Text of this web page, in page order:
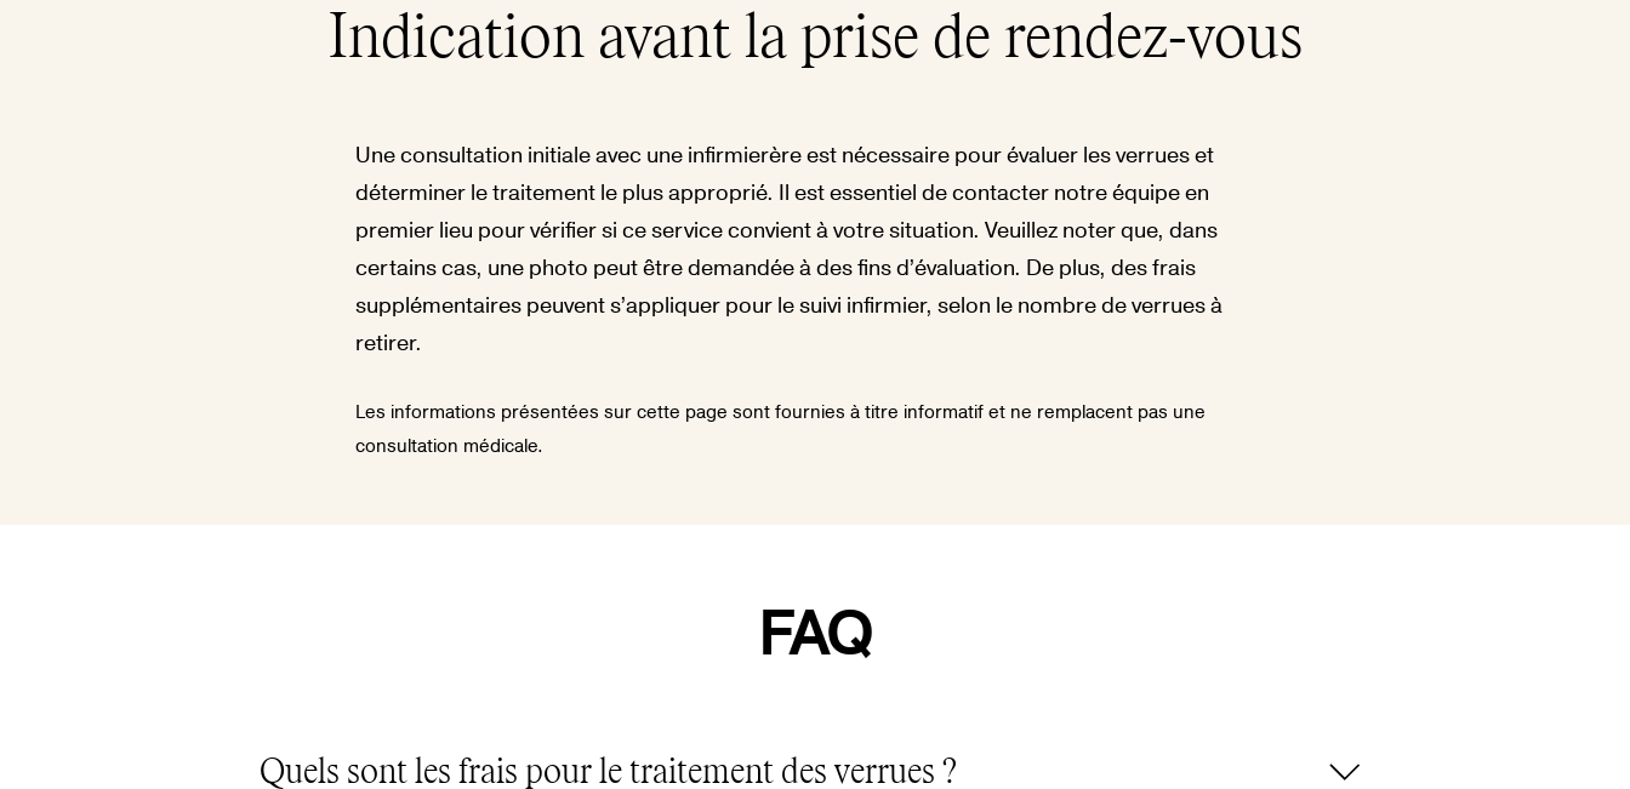
Indication avant la prise de rendez-vous
Une consultation initiale avec une infirmierère est nécessaire pour évaluer les verrues et
déterminer le traitement le plus approprié. Il est essentiel de contacter notre équipe en
premier lieu pour vérifier si ce service convient à votre situation. Veuillez noter que, dans
certains cas, une photo peut être demandée à des fins d’évaluation. De plus, des frais
supplémentaires peuvent s’appliquer pour le suivi infirmier, selon le nombre de verrues à
retirer.
Les informations présentées sur cette page sont fournies à titre informatif et ne remplacent pas une
consultation médicale.
FAQ
Quels sont les frais pour le traitement des verrues ?